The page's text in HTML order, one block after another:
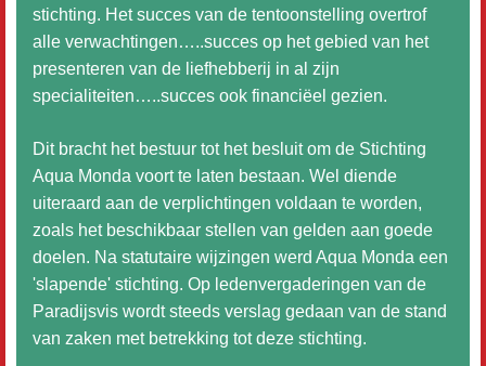
stichting. Het succes van de tentoonstelling overtrof
alle verwachtingen…..succes op het gebied van het
presenteren van de liefhebberij in al zijn
specialiteiten…..succes ook financiëel gezien.
Dit bracht het bestuur tot het besluit om de Stichting
Aqua Monda voort te laten bestaan. Wel diende
uiteraard aan de verplichtingen voldaan te worden,
zoals het beschikbaar stellen van gelden aan goede
doelen. Na statutaire wijzingen werd Aqua Monda een
'slapende' stichting. Op ledenvergaderingen van de
Paradijsvis wordt steeds verslag gedaan van de stand
van zaken met betrekking tot deze stichting.